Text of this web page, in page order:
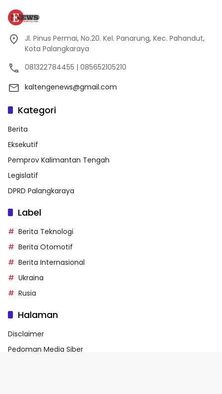
Jl. Pinus Permai, No.20. Kel. Panarung, Kec. Pahandut,
Kota Palangkaraya
081322784455 | 085652105210
kaltengenews@gmail.com
Kategori
Berita
Eksekutif
Pemprov Kalimantan Tengah
Legislatif
DPRD Palangkaraya
Label
Berita Teknologi
Berita Otomotif
Berita Internasional
Ukraina
Rusia
Halaman
Disclaimer
Pedoman Media Siber